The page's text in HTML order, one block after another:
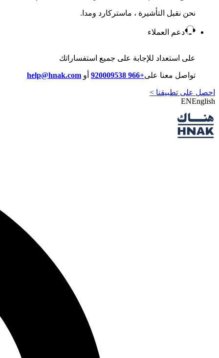
نحن نقبل التأشيرة ، ماستركارد ومدا.
دعم العملاء
على استعداد للإجابة على جميع استفساراتك
تواصل معنا على+966 920009538 أو help@hnak.com
احصل على تطبيقنا >
ENEnglish